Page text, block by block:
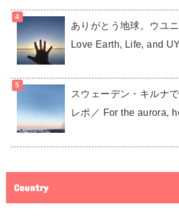
ありがとう地球。ウユ
Love Earth, Life, and
スウェーデン・キルナ
レポ／ For the aurora,
Country